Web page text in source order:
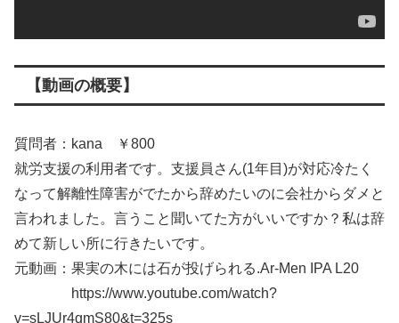
【動画の概要】
質問者：kana ￥800
就労支援の利用者です。支援員さん(1年目)が対応冷たく
なって解離性障害がでたから辞めたいのに会社からダメと
言われました。言うこと聞いてた方がいいですか？私は辞
めて新しい所に行きたいです。
元動画：果実の木には石が投げられる.Ar-Men IPA L20
https://www.youtube.com/watch?
v=sLJUr4qmS80&t=325s